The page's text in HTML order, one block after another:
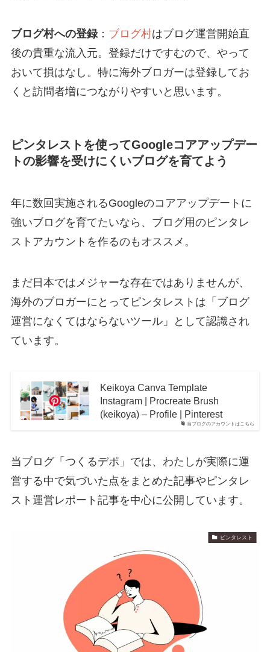
ブログ村への登録： ブログ村はブログ運営開始直
後の貴重な流入元。登録だけですむので、やって
おいて損はなし。特に海外ブロガーは登録してお
くと訪問者増につながりやすいと思います。
ピンタレストを使ってGoogleコアアップデー
トの影響を受けにくいブログを育てよう
年に数回実施されるGoogleのコアアップデートに
強いブログを育てたいなら、ブログ用のピンタレ
ストアカウントを作るのもオススメ。
まだ日本ではメジャーな存在ではありませんが、
海外のブロガーにとってピンタレストは「ブログ
運営になくてはならないツール」として認識され
ています。
当ブログのアカウントはこちら
Keikoya Canva Template
Instagram | Procreate Brush
(keikoya) – Profile | Pinterest
当ブログ「つくるデポ」では、わたしが実際に運
営する中で気づいた点をまとめた記事やピンタレ
スト運営レポート記事を中心に公開しています。
ピンタレスト